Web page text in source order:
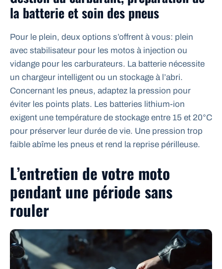
la batterie et soin des pneus
Pour le plein, deux options s’offrent à vous: plein
avec stabilisateur pour les motos à injection ou
vidange pour les carburateurs. La batterie nécessite
un chargeur intelligent ou un stockage à l’abri.
Concernant les pneus, adaptez la pression pour
éviter les points plats. Les batteries lithium-ion
exigent une température de stockage entre 15 et 20°C
pour préserver leur durée de vie. Une pression trop
faible abîme les pneus et rend la reprise périlleuse.
L’entretien de votre moto
pendant une période sans
rouler